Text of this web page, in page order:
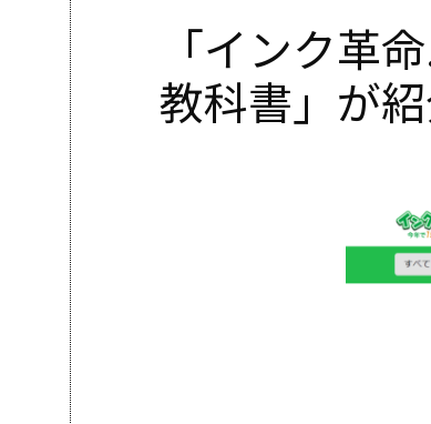
「インク革
教科書」が